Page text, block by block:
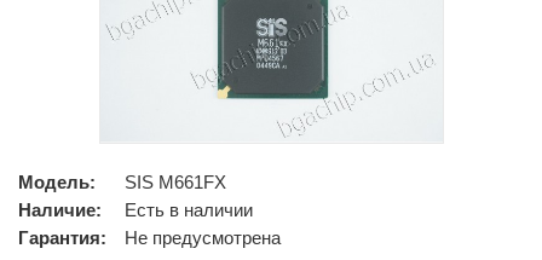
Модель:
SIS M661FX
Наличие:
Есть в наличии
Гарантия:
Не предусмотрена